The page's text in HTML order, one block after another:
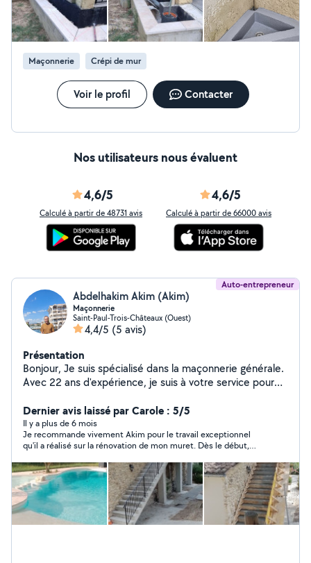
Maçonnerie Crépi de mur
Voir le profil Contacter
Nos utilisateurs nous évaluent
4,6/5
Calculé à partir de 48731 avis
4,6/5
Calculé à partir de 66000 avis
Auto-entrepreneur
Abdelhakim Akim (Akim)
Maçonnerie
Saint-Paul-Trois-Châteaux (Ouest)
4,4/5 (5 avis)
Présentation
Bonjour, Je suis spécialisé dans la maçonnerie générale.
Avec 22 ans d'expérience, je suis à votre service pour
Dernier avis laissé par Carole : 5/5
Il y a plus de 6 mois
Je recommande vivement Akim pour le travail exceptionnel
qu'il a réalisé sur la rénovation de mon muret. Dès le début,
Il a su écouter mes besoins et a proposé des solutions
créatives et esthétiques qui ont vraiment transformé
l'apparence de mon jardin. Son sens de l'esthétique est
remarquable : chaque détail a été soigneusement pensé et
exécuté avec une grande précision. Le résultat final dépasse
mes attentes, avec un muret non seulement solide et durable,